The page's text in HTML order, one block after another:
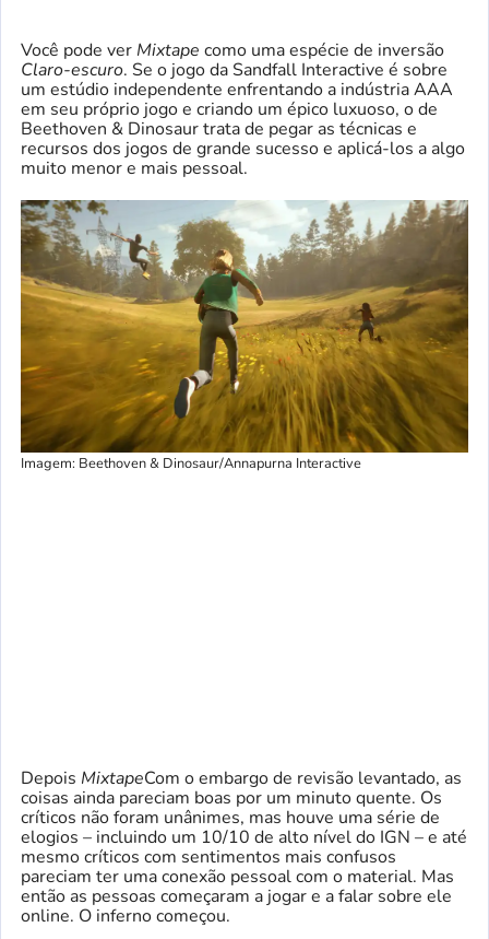
Você pode ver Mixtape como uma espécie de inversão
Claro-escuro. Se o jogo da Sandfall Interactive é sobre
um estúdio independente enfrentando a indústria AAA
em seu próprio jogo e criando um épico luxuoso, o de
Beethoven & Dinosaur trata de pegar as técnicas e
recursos dos jogos de grande sucesso e aplicá-los a algo
muito menor e mais pessoal.
Imagem: Beethoven & Dinosaur/Annapurna Interactive
Depois MixtapeCom o embargo de revisão levantado, as
coisas ainda pareciam boas por um minuto quente. Os
críticos não foram unânimes, mas houve uma série de
elogios – incluindo um 10/10 de alto nível do IGN – e até
mesmo críticos com sentimentos mais confusos
pareciam ter uma conexão pessoal com o material. Mas
então as pessoas começaram a jogar e a falar sobre ele
online. O inferno começou.